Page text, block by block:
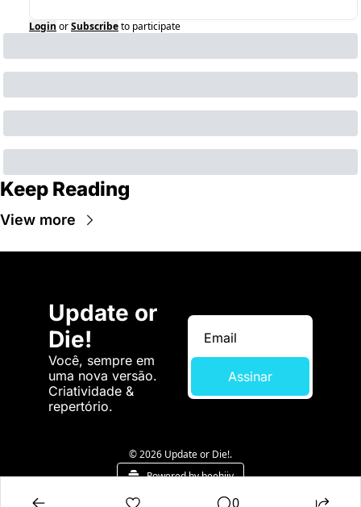
Login orSubscribeto participate
Keep Reading
View more
Update or
Die!
Você, sempre em
uma nova versão.
Criatividade &
repertório.
Assinar
© 2026 Update or Die!.
Powered by beehiiv
0